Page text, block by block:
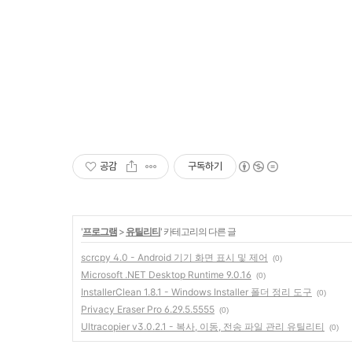
공감 구독하기
'프로그램 > 유틸리티' 카테고리의 다른 글
scrcpy 4.0 - Android 기기 화면 표시 및 제어 (0)
Microsoft .NET Desktop Runtime 9.0.16 (0)
InstallerClean 1.8.1 - Windows Installer 폴더 정리 도구 (0)
Privacy Eraser Pro 6.29.5.5555 (0)
Ultracopier v3.0.2.1 - 복사, 이동, 전송 파일 관리 유틸리티 (0)